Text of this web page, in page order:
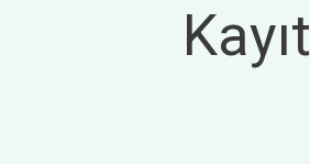
Kayıt